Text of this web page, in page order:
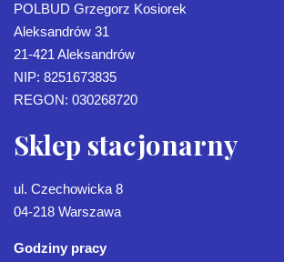
POLBUD Grzegorz Kosiorek
Aleksandrów 31
21-421 Aleksandrów
NIP: 8251673835
REGON: 030268720
Sklep stacjonarny
ul. Czechowicka 8
04-218 Warszawa
Godziny pracy